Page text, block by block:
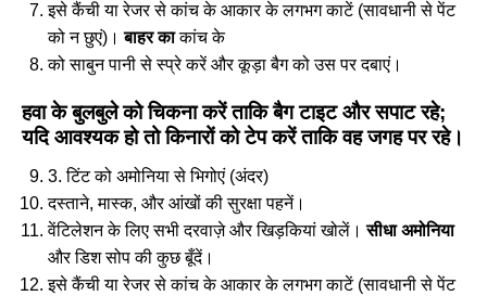
इसे कैंची या रेजर से कांच के आकार के लगभग काटें (सावधानी से पेंट
को न छुएं)।बाहर काकांच के
को साबुन पानी से स्प्रे करें और कूड़ा बैग को उस पर दबाएं।
हवा के बुलबुले को चिकना करें ताकि बैग टाइट और सपाट रहे;
यदि आवश्यक हो तो किनारों को टेप करें ताकि वह जगह पर रहे।
3. टिंट को अमोनिया से भिगोएं (अंदर)
दस्ताने, मास्क, और आंखों की सुरक्षा पहनें।
वेंटिलेशन के लिए सभी दरवाज़े और खिड़कियां खोलें।सीधा अमोनिया
और डिश सोप की कुछ बूँदें।
इसे कैंची या रेजर से कांच के आकार के लगभग काटें (सावधानी से पेंट